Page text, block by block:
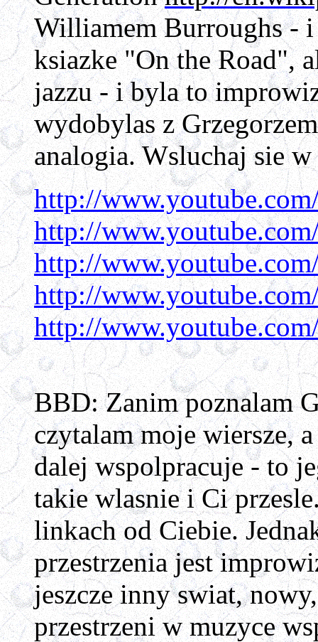
Williamem Burroughs - i
ksiazke "On the Road",
jazzu - i byla to
wydobylas z
analogia. Wsluchaj sie
http://
http://
http://
http://
http://
BBD: Zanim poznalam
czytalam moje wiersze,
dalej wspolpracuje - to
takie wlasnie i Ci
linkach od Ciebie.
przestrzenia jest
jeszcze inny swiat,
przestrzeni w muzyce